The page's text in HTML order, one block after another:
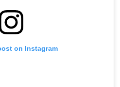
on Instagram